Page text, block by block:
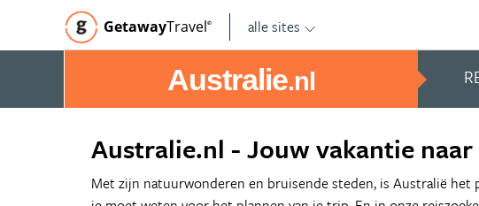
GetawayTravel© alle sites
Australie.nl
Australie.nl - Jouw vakantie
Met zijn natuurwonderen en bruisende steden, is Australië het